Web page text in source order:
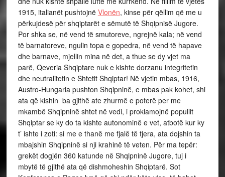
1915, italianët pushtojnë Vlonën, kinse për qëllim që me u
përkujdesë për shqiptarët e sëmutë të Shqipnisë Jugore.
Por shka se, në vend të smutoreve, ngrejnë kala; në vend
të barnatoreve, ngulin topa e gopedra, në vend të hapave
dhe barnave, mjellin mina në det, a thue se dy vjet ma
parë, Qeveria Shqiptare nuk e kishte dorzanu integritetin
dhe neutralitetin e Shtetit Shqiptar! Në vjetin mbas, 1916,
Austro-Hungaria pushton Shqipninë, e mbas pak kohet, shi
ata që kishin ba gjithë ate zhurmë e poterë per me
mkambë Shqipninë shtet në vedi, i proklamojnë popullit
Shqiptar se ky do ta kishte autonominë e vet, atbotë kur ky
t’ ishte i zoti: si me e thanë me fjalë të tjera, ata dojshin ta
mbajshin Shqipninë si nji krahinë të veten. Për ma tepër:
grekët dogjën 360 katunde në Shqipninë Jugore, tuj i
mbytë të gjithë ata që dishmoheshin Shqiptarë. Sot